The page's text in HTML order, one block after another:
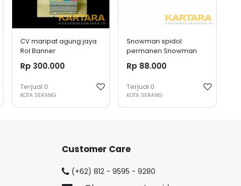
CV maripat agung jaya
Rol Banner
Rp 300.000
Terjual 0
KOTA SERANG
Snowman spidol
permanen Snowman
Rp 88.000
Terjual 0
KOTA SERANG
Customer Care
(+62) 812 - 9595 - 9280